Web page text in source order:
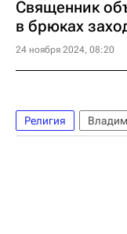
Священник
в брюках
24 ноября 2024, 08:20
Религия